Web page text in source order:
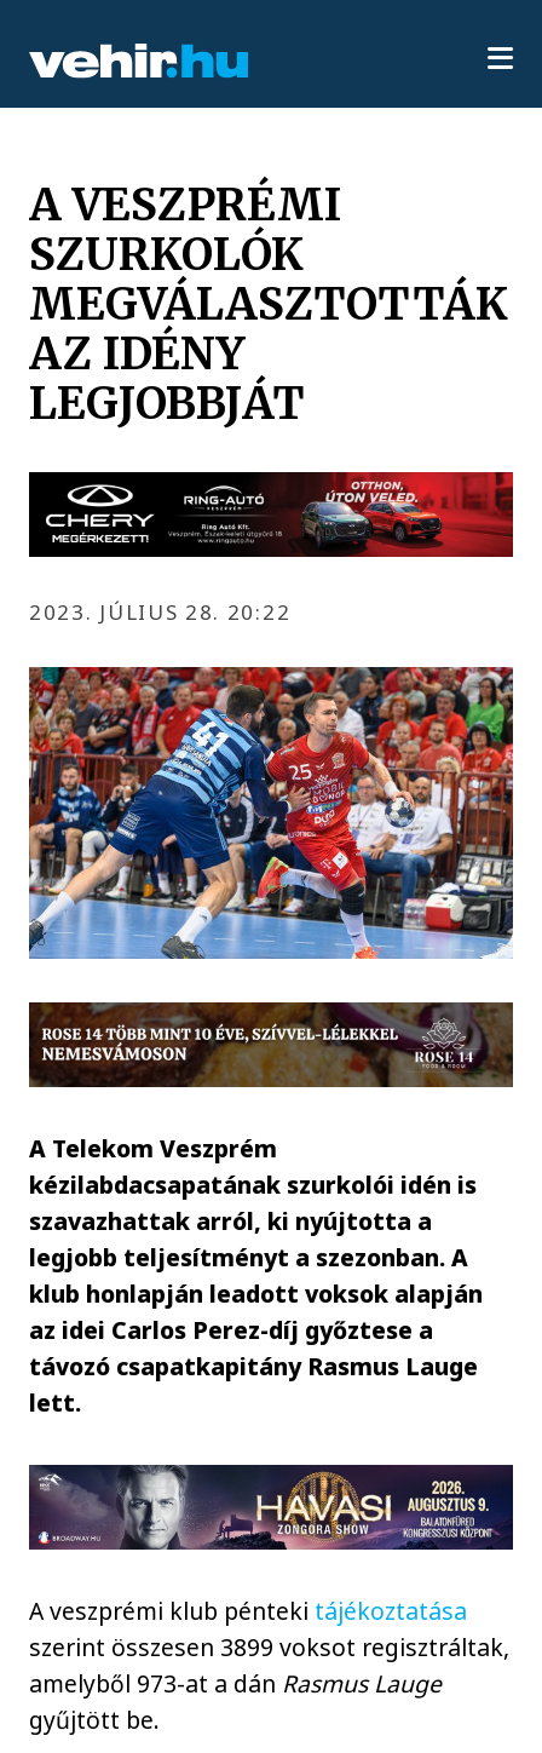
A VESZPRÉMI
SZURKOLÓK
MEGVÁLASZTOTTÁK
AZ IDÉNY
LEGJOBBJÁT
2023. JÚLIUS 28. 20:22
A Telekom Veszprém
kézilabdacsapatának szurkolói idén is
szavazhattak arról, ki nyújtotta a
legjobb teljesítményt a szezonban. A
klub honlapján leadott voksok alapján
az idei Carlos Perez-díj győztese a
távozó csapatkapitány Rasmus Lauge
lett.
A veszprémi klub pénteki tájékoztatása
szerint összesen 3899 voksot regisztráltak,
amelyből 973-at a dán Rasmus Lauge
gyűjtött be.